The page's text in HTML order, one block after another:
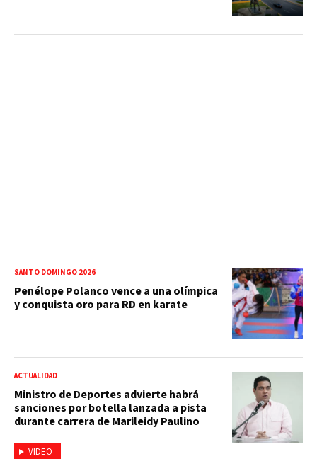
SANTO DOMINGO 2026
Penélope Polanco vence a una olímpica
y conquista oro para RD en karate
VIDEO
ACTUALIDAD
Ministro de Deportes advierte habrá
sanciones por botella lanzada a pista
durante carrera de Marileidy Paulino